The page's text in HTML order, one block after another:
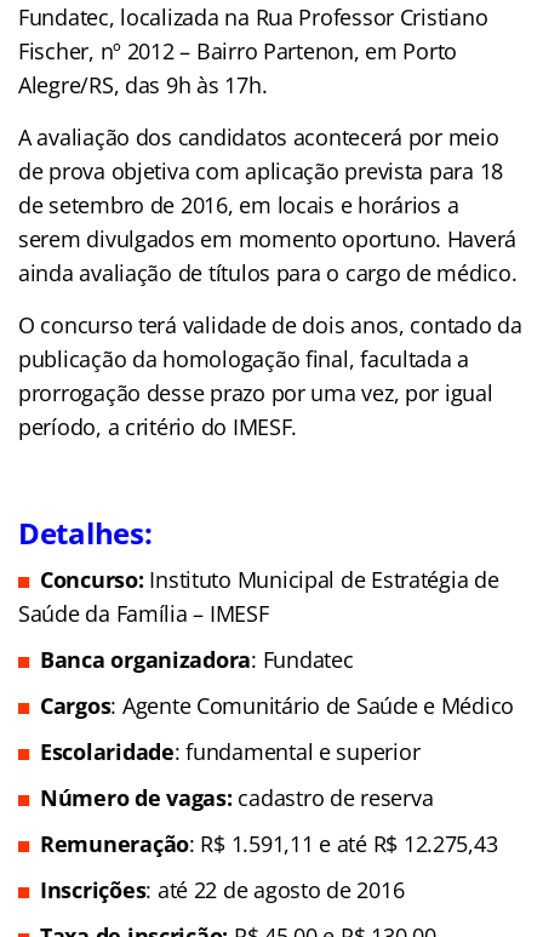
Fundatec, localizada na Rua Professor Cristiano
Fischer, nº 2012 – Bairro Partenon, em Porto
Alegre/RS, das 9h às 17h.
A avaliação dos candidatos acontecerá por meio
de prova objetiva com aplicação prevista para 18
de setembro de 2016, em locais e horários a
serem divulgados em momento oportuno. Haverá
ainda avaliação de títulos para o cargo de médico.
O concurso terá validade de dois anos, contado da
publicação da homologação final, facultada a
prorrogação desse prazo por uma vez, por igual
período, a critério do IMESF.
Detalhes:
Concurso: Instituto Municipal de Estratégia de
Saúde da Família – IMESF
Banca organizadora: Fundatec
Cargos: Agente Comunitário de Saúde e Médico
Escolaridade: fundamental e superior
Número de vagas: cadastro de reserva
Remuneração: R$ 1.591,11 e até R$ 12.275,43
Inscrições: até 22 de agosto de 2016